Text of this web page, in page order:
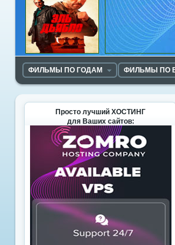
ФИЛЬМЫ ПО ГОДАМ ФИЛЬМЫ ПО
Просто лучший ХОСТИНГ
для Ваших сайтов: